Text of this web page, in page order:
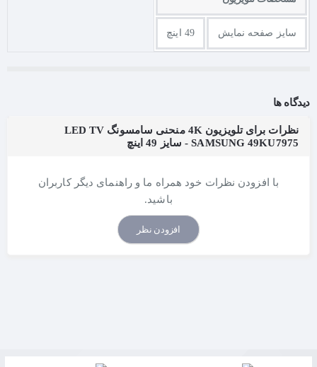
ویژگی «ارتقادهنده خودکار عمق» کنتراست را با درجات مختلف در
داده شود. تماشای تصویری فراگیر را در صفحه تلویزیونتان تجربه
کنید.
منحنی ظریفی که در تلویزیون منحنی سامسونگ بکار رفته است شما
ظرافت و زیبایی پالایش‌شده به خالص‌ترین شکل
سایز صفحه نمایش 49 اینچ
دیدگاه ها
نظرات برای تلویزیون 4K منحنی سامسونگ LED TV
SAMSUNG 49KU7975 - سایز 49 اینچ
با افزودن نظرات خود همراه ما و راهنمای دیگر کاربران
باشید.
افزودن نظر